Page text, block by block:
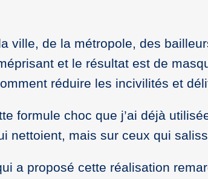
ville, de la métropole, des
et le résultat est de
réduire les incivilités et
formule choc que j’ai déjà
nettoient, mais sur ceux qui
a proposé cette réalisation